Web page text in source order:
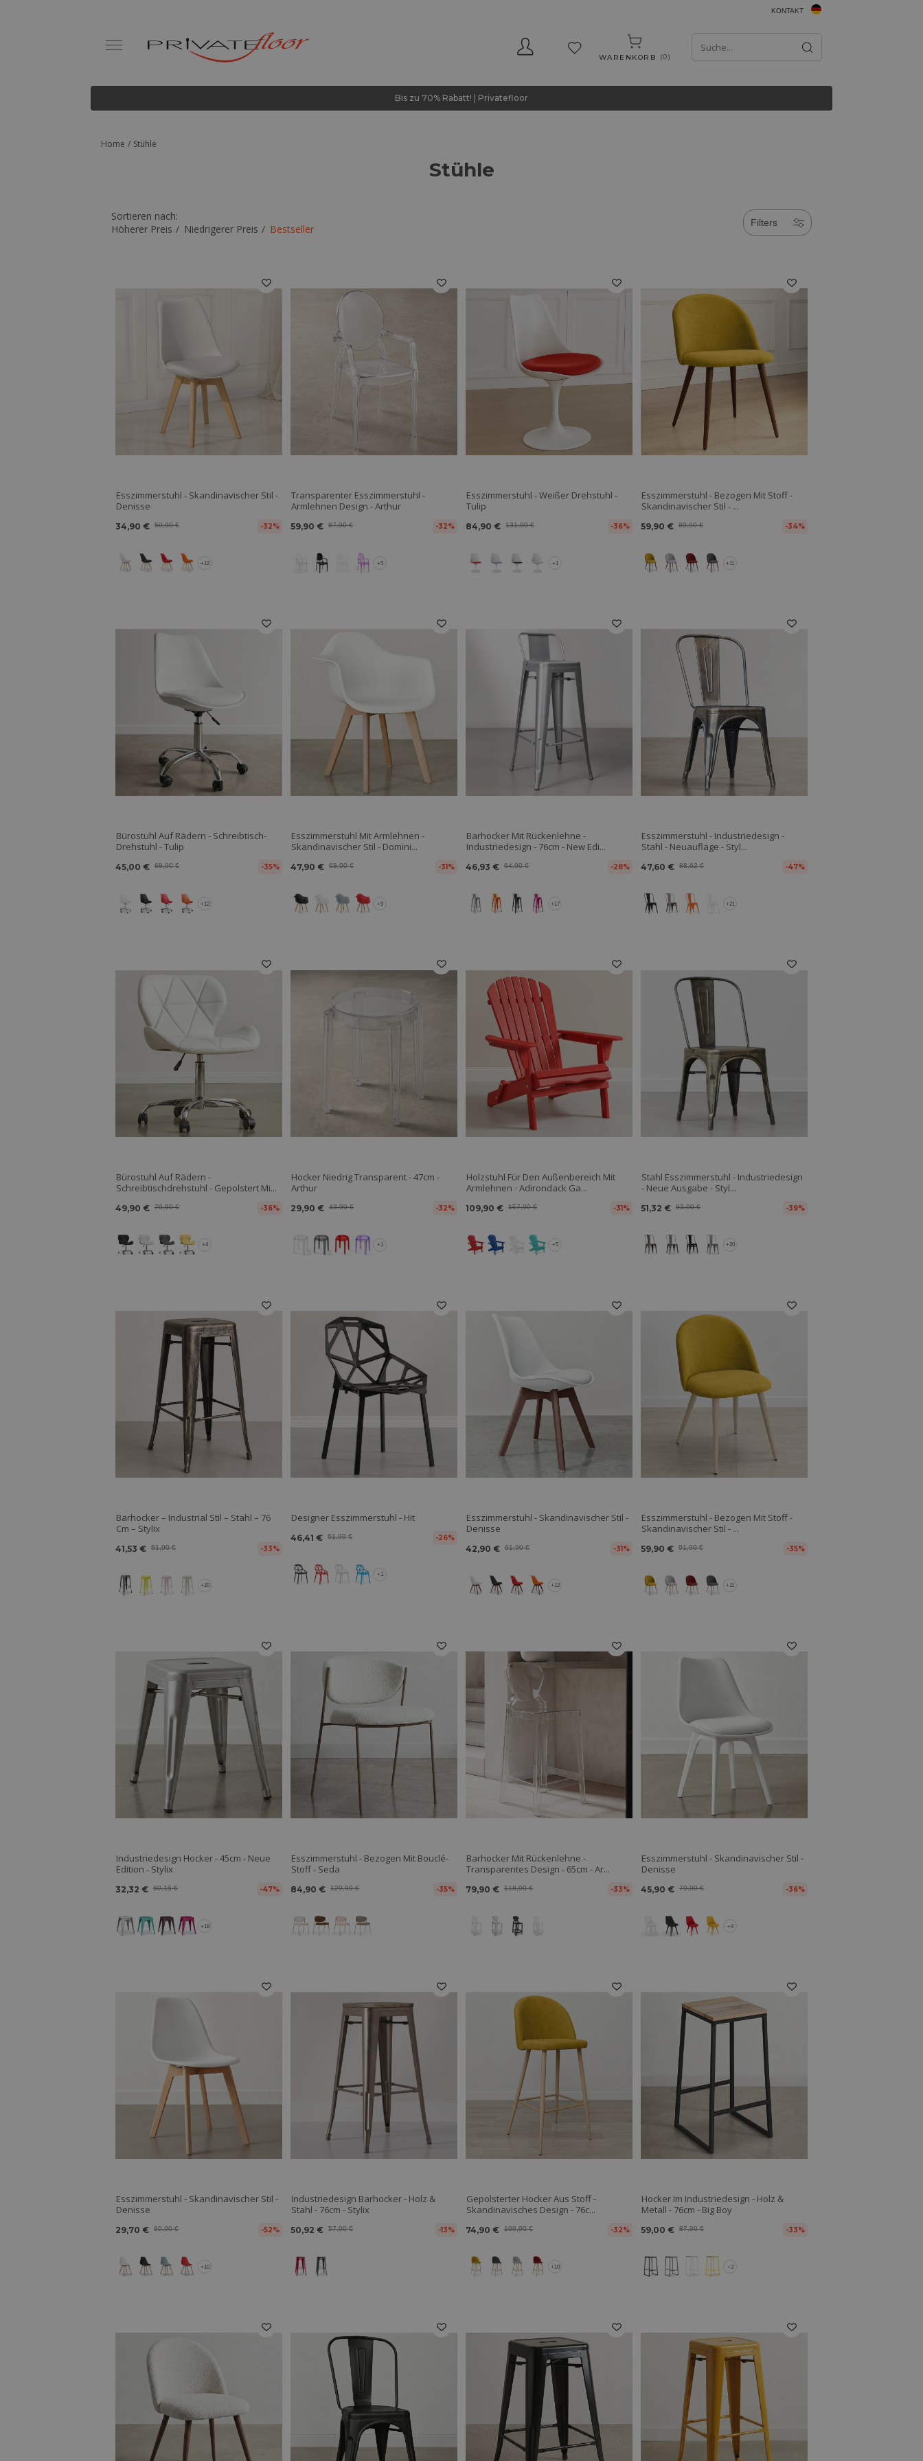
KONTAKT
WARENKORB 0
Bis zu 70% Rabatt! | Privatefloor
Home Stühle
Stühle
Sortieren nach:
Höherer Preis
Niedrigerer Preis Bestseller Filters
Esszimmerstuhl - Skandinavischer Stil -
Denisse
34,90 € 50,90 € -32%
+12
Transparenter Esszimmerstuhl -
Armlehnen Design - Arthur
59,90 € 87,90 € -32%
+5
Esszimmerstuhl - Weißer Drehstuhl -
Tulip
84,90 € 131,90 € -36%
+1
Esszimmerstuhl - Bezogen Mit Stoff -
Skandinavischer Stil - ...
59,90 € 89,90 € -34%
+11
Bürostuhl Auf Rädern - Schreibtisch-
Drehstuhl - Tulip
45,00 € 68,90 € -35%
+12
Esszimmerstuhl Mit Armlehnen -
Skandinavischer Stil - Domini...
47,90 € 68,90 € -31%
+9
Barhocker Mit Rückenlehne -
Industriedesign - 76cm - New Edi...
46,93 € 64,90 € -28%
+17
Esszimmerstuhl - Industriedesign -
Stahl - Neuauflage - Styl...
47,60 € 88,62 € -47%
+21
Bürostuhl Auf Rädern -
Schreibtischdrehstuhl - Gepolstert Mi...
49,90 € 76,90 € -36%
+4
Hocker Niedrig Transparent - 47cm -
Arthur
29,90 € 43,90 € -32%
+1
Holzstuhl Für Den Außenbereich Mit
Armlehnen - Adirondack Ga...
109,90 € 157,90 € -31%
+5
Stahl Esszimmerstuhl - Industriedesign
- Neue Ausgabe - Styl...
51,32 € 83,90 € -39%
+20
Barhocker – Industrial Stil – Stahl – 76
Cm – Stylix
41,53 € 61,90 € -33%
+20
Designer Esszimmerstuhl - Hit
46,41 € 61,90 € -26%
+1
Esszimmerstuhl - Skandinavischer Stil -
Denisse
42,90 € 61,90 € -31%
+12
Esszimmerstuhl - Bezogen Mit Stoff -
Skandinavischer Stil - ...
59,90 € 91,90 € -35%
+11
Industriedesign Hocker - 45cm - Neue
Edition - Stylix
32,32 € 60,15 € -47%
+18
Esszimmerstuhl - Bezogen Mit Bouclé-
Stoff - Seda
84,90 € 129,90 € -35%
Barhocker Mit Rückenlehne -
Transparentes Design - 65cm - Ar...
79,90 € 118,90 € -33%
Esszimmerstuhl - Skandinavischer Stil -
Denisse
45,90 € 70,90 € -36%
+4
Esszimmerstuhl - Skandinavischer Stil -
Denisse
29,70 € 60,90 € -52%
+10
Industriedesign Barhocker - Holz &
Stahl - 76cm - Stylix
50,92 € 57,90 € -13%
Gepolsterter Hocker Aus Stoff -
Skandinavisches Design - 76c...
74,90 € 109,90 € -32%
+10
Hocker Im Industriedesign - Holz &
Metall - 76cm - Big Boy
59,00 € 87,90 € -33%
+3